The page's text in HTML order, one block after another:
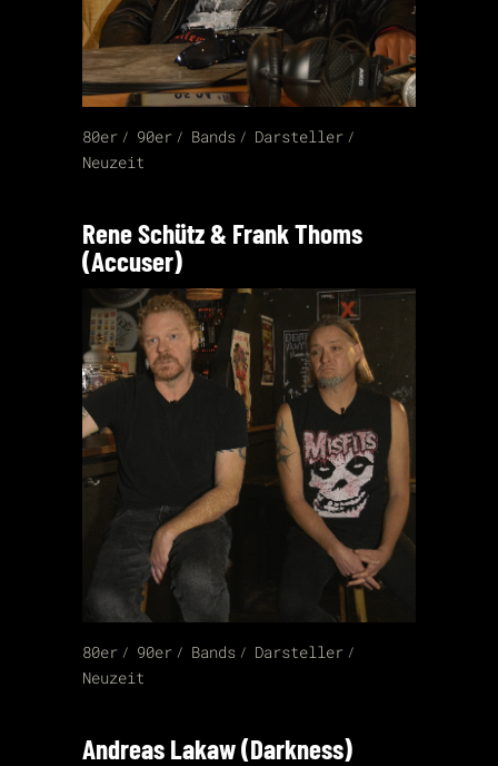
80er 90er Bands
Darsteller
Neuzeit
Rene Schütz & Frank Thoms
(Accuser)
80er 90er Bands
Darsteller
Neuzeit
Andreas Lakaw (Darkness)